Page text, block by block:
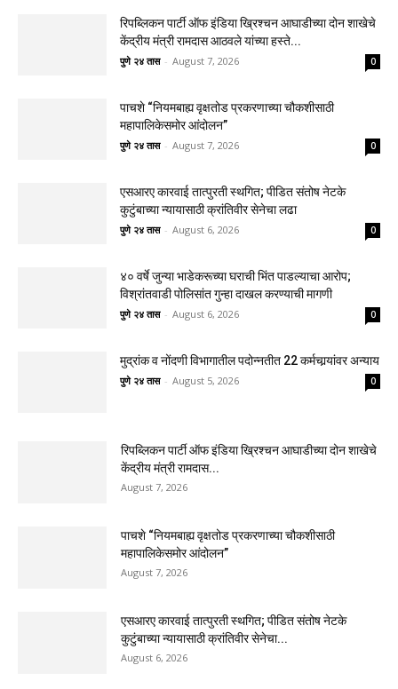
रिपब्लिकन पार्टी ऑफ इंडिया ख्रिश्चन आघाडीच्या दोन शाखेचे
केंद्रीय मंत्री रामदास आठवले यांच्या हस्ते...
पुणे २४ तास - August 7, 2026 0
पाचशे “नियमबाह्य वृक्षतोड प्रकरणाच्या चौकशीसाठी
महापालिकेसमोर आंदोलन”
पुणे २४ तास - August 7, 2026 0
एसआरए कारवाई तात्पुरती स्थगित; पीडित संतोष नेटके
कुटुंबाच्या न्यायासाठी क्रांतिवीर सेनेचा लढा
पुणे २४ तास - August 6, 2026 0
४० वर्षे जुन्या भाडेकरूच्या घराची भिंत पाडल्याचा आरोप;
विश्रांतवाडी पोलिसांत गुन्हा दाखल करण्याची मागणी
पुणे २४ तास - August 6, 2026 0
मुद्रांक व नोंदणी विभागातील पदोन्नतीत 22 कर्मचार्‍यांवर अन्याय
पुणे २४ तास - August 5, 2026 0
रिपब्लिकन पार्टी ऑफ इंडिया ख्रिश्चन आघाडीच्या दोन शाखेचे
केंद्रीय मंत्री रामदास...
August 7, 2026
पाचशे “नियमबाह्य वृक्षतोड प्रकरणाच्या चौकशीसाठी
महापालिकेसमोर आंदोलन”
August 7, 2026
एसआरए कारवाई तात्पुरती स्थगित; पीडित संतोष नेटके
कुटुंबाच्या न्यायासाठी क्रांतिवीर सेनेचा...
August 6, 2026